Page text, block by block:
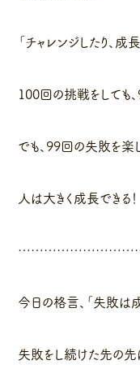
「チャレンジしたり、
100回の挑戦をしても
でも、99回の失敗を楽
人は大きく成長できる！
今日の格言、「失敗は
失敗をし続けた先の先